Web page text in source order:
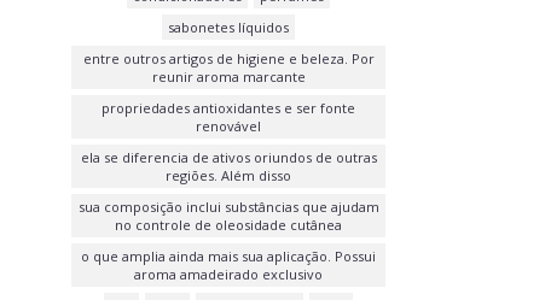
sabonetes líquidos
entre outros artigos de higiene e beleza. Por
reunir aroma marcante
propriedades antioxidantes e ser fonte
renovável
ela se diferencia de ativos oriundos de outras
regiões. Além disso
sua composição inclui substâncias que ajudam
no controle de oleosidade cutânea
o que amplia ainda mais sua aplicação. Possui
aroma amadeirado exclusivo